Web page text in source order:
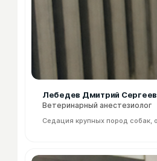
Лебедев Дмитрий
Ветеринарный анестезиолог
Седация крупных пород собак,